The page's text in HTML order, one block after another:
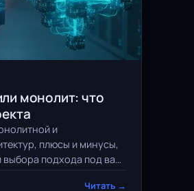
монолит: что
и
плюсы и минусы,
выбора подхода под ваш
и чек-листом.
Читать →